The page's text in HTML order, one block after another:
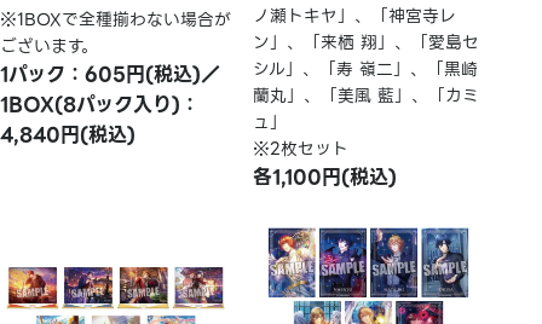
※1BOXで全種揃わない場合が
ございます。
1パック：605円(税込)／
1BOX(8パック入り)：
4,840円(税込)
ノ瀬トキヤ」、「神宮寺レ
ン」、「来栖 翔」、「愛島セ
シル」、「寿 嶺二」、「黒崎
蘭丸」、「美風 藍」、「カミ
ュ」
※2枚セット
各1,100円(税込)